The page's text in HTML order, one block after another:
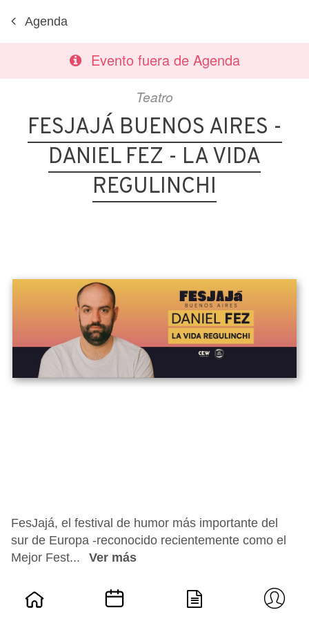
Agenda
Evento fuera de Agenda
Teatro
FESJAJÁ BUENOS AIRES -
DANIEL FEZ - LA VIDA
REGULINCHI
FesJajá, el festival de humor más importante del
sur de Europa -reconocido recientemente como el
Mejor Fest...
Ver más